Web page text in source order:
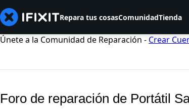
Repara tus cosasComunidadTienda
Únete a la Comunidad de Reparación - Crear
Foro de reparación de Portátil